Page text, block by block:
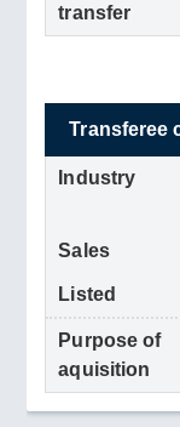
transfer
Transferee
Industry
Sales
Listed
Purpose of
aquisition